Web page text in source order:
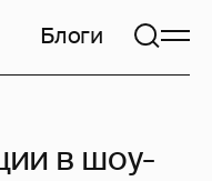
Блоги
в шоу-